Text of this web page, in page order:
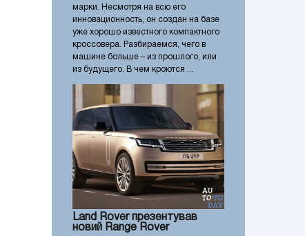
марки. Несмотря на всю его
инновационность, он создан на базе
уже хорошо известного компактного
кроссовера. Разбираемся, чего в
машине больше – из прошлого, или
из будущего. В чем кроются ...
Land Rover презентував
новий Range Rover